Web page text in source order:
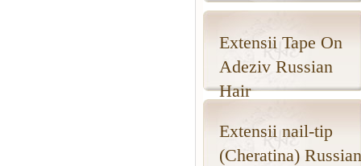
Extensii Tape On
Adeziv Russian
Hair
Extensii nail-tip
(Cheratina) Russian